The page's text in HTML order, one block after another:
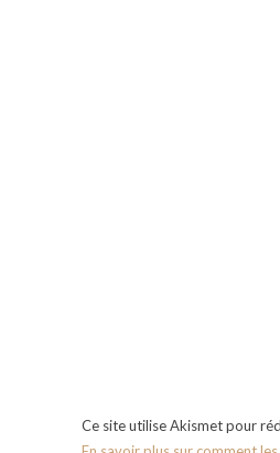
Ce site utilise Akismet pour